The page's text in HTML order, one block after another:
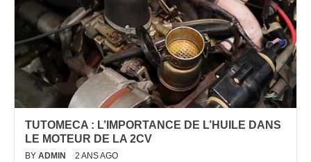
TUTOMECA : L’IMPORTANCE DE L’HUILE DANS
LE MOTEUR DE LA 2CV
BY ADMIN 2 ANS AGO